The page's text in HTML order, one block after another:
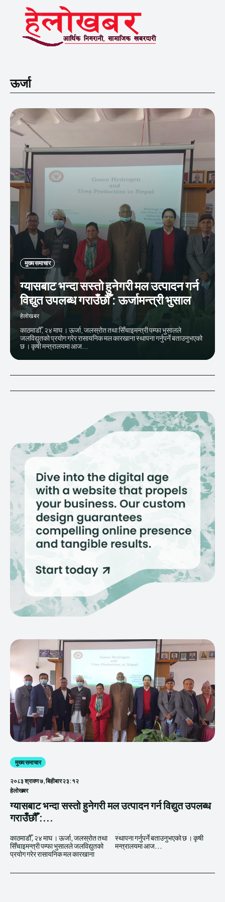
ऊर्जा
मुख्य समाचार
ग्यासबाट भन्दा सस्तो हुनेगरी मल उत्पादन गर्न
विद्युत उपलब्ध गराउँछौँ : ऊर्जामन्त्री भुसाल
हेलाेखबर
काठमाडौँ, २४ माघ । ऊर्जा, जलस्रोत तथा सिँचाइमन्त्री पम्फा भुसालले
जलविद्युतको प्रयोग गरेर रासायनिक मल कारखाना स्थापना गर्नुपर्ने बताउनुभएको
छ । कृषी मन्त्रालयमा आज...
मुख्य समाचार
२०८३ श्रावण ७, बिहीबार २३:१२
हेलाेखबर
ग्यासबाट भन्दा सस्तो हुनेगरी मल उत्पादन गर्न विद्युत उपलब्ध
गराउँछौँ :...
काठमाडौँ, २४ माघ । ऊर्जा, जलस्रोत तथा
सिँचाइमन्त्री पम्फा भुसालले जलविद्युतको
प्रयोग गरेर रासायनिक मल कारखाना
स्थापना गर्नुपर्ने बताउनुभएको छ । कृषी
मन्त्रालयमा आज...